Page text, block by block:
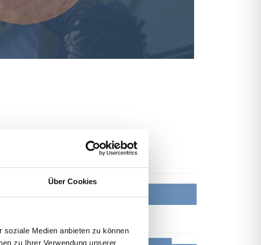
Über Cookies
Medien anbieten zu können
zu Ihrer Verwendung unserer